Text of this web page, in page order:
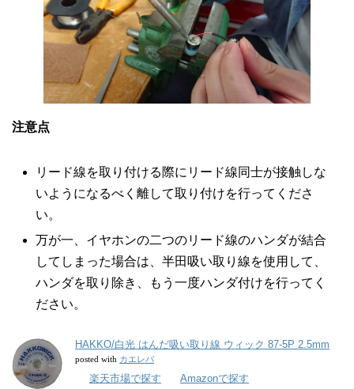
注意点
リード線を取り付ける際にリード線同士が接触しな
いようになるべく離して取り付けを行ってくださ
い。
万が一、イヤホンの二つのリード線のハンダが結合
してしまった場合は、半田吸い取り線を使用して、
ハンダを取り除き、もう一度ハンダ付けを行ってく
ださい。
HAKKO/白光 はんだ吸い取り線 ウィック 87-5P 2.5mm
posted with カエレバ
楽天市場で探す Amazonで探す